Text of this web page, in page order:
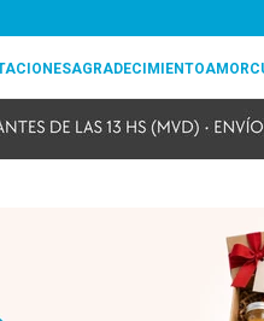
AGRADECIMIENTOAMOR